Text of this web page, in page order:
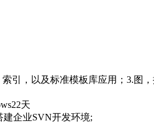
引，以及标准模板库应用；3.图
天
建企业SVN开发环境;